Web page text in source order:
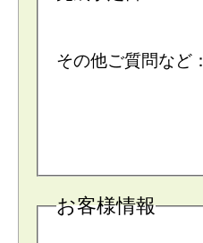
その他ご質問など：
お客様情報